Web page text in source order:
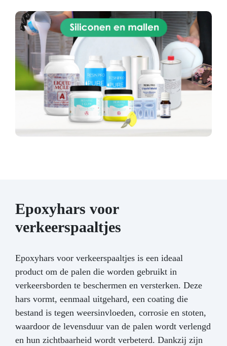
Epoxyhars voor
verkeerspaaltjes
Epoxyhars voor verkeerspaaltjes is een ideaal
product om de palen die worden gebruikt in
verkeersborden te beschermen en versterken. Deze
hars vormt, eenmaal uitgehard, een coating die
bestand is tegen weersinvloeden, corrosie en stoten,
waardoor de levensduur van de palen wordt verlengd
en hun zichtbaarheid wordt verbeterd. Dankzij zijn